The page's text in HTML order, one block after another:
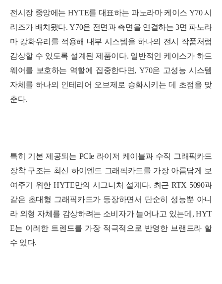
전시장 중앙에는 HYTE를 대표하는 파노라마 케이스 Y70 시
리즈가 배치됐다.Y70은 전면과 측면을 연결하는 3면 파노라
마 강화유리를 적용해 내부 시스템을 하나의 전시 작품처럼
감상할 수 있도록 설계된 제품이다. 일반적인 케이스가 하드
웨어를 보호하는 역할에 집중한다면, Y70은 고성능 시스템
자체를 하나의 인테리어 오브제로 승화시키는 데 초점을 맞
춘다.
특히 기본 제공되는 PCIe 라이저 케이블과 수직 그래픽카드
장착 구조는 최신 하이엔드 그래픽카드를 가장 아름답게 보
여주기 위한 HYTE만의 시그니처 설계다. 최근 RTX 5090과
같은 초대형 그래픽카드가 등장하면서 단순히 성능뿐 아니
라 외형 자체를 감상하려는 소비자가 늘어나고 있는데, HYT
E는 이러한 트렌드를 가장 적극적으로 반영한 브랜드라 할
수 있다.